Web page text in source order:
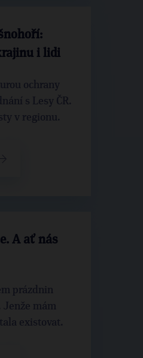
i lidi
ochrany
s Lesy ČR.
v regionu.
A ať nás
prázdnin
Jenže mám
existovat.